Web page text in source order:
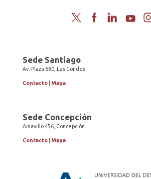
Twitter FacebookLinkedIn
Sede Santiago
Av. Plaza 680, Las Condes
Contacto Mapa
Sede Concepción
Ainavillo 456, Concepción
Contacto Mapa